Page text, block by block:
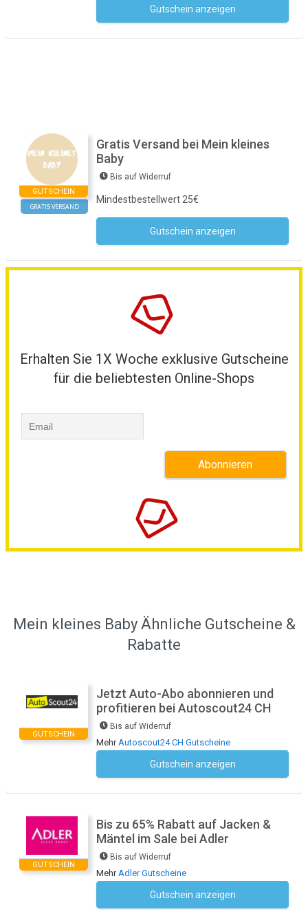
Gutschein anzeigen
GUTSCHEIN
GRATIS VERSAND
Gratis Versand bei Mein kleines
Baby
Bis auf Widerruf
Mindestbestellwert 25€
Gutschein anzeigen
Erhalten Sie 1X Woche exklusive Gutscheine
für die beliebtesten Online-Shops
Mein kleines Baby Ähnliche Gutscheine &
Rabatte
GUTSCHEIN
Jetzt Auto-Abo abonnieren und
profitieren bei Autoscout24 CH
Bis auf Widerruf
MehrAutoscout24 CH Gutscheine
Gutschein anzeigen
GUTSCHEIN
Bis zu 65% Rabatt auf Jacken &
Mäntel im Sale bei Adler
Bis auf Widerruf
MehrAdler Gutscheine
Gutschein anzeigen